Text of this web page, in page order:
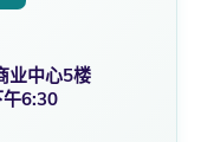
业中心5楼
6:30